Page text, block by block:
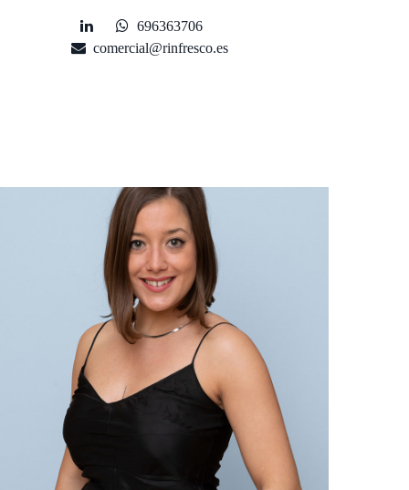
696363706
comercial@rinfresco.es